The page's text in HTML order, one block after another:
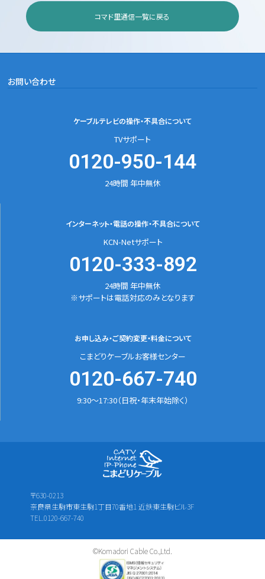
コマド里通信一覧に戻る
お問い合わせ
ケーブルテレビの操作・不具合について
TVサポート
0120-950-144
24時間 年中無休
インターネット・電話の操作・不具合について
KCN-Netサポート
0120-333-892
24時間 年中無休
※サポートは電話対応のみとなります
お申し込み・ご契約変更・料金について
こまどりケーブルお客様センター
0120-667-740
9:30～17:30（日祝・年末年始除く）
〒630-0213
奈良県生駒市東生駒1丁目70番地1 近鉄東生駒ビル3F
TEL.0120-667-740
©Komadori Cable Co.,Ltd.